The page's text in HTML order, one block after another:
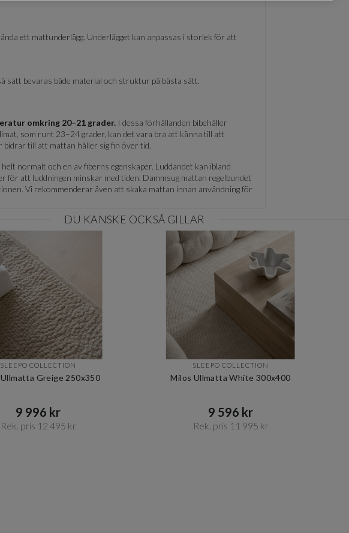
ett mattunderlägg. Underlägget kan anpassas i storlek för att
sätt bevaras både material och struktur på bästa sätt.
omkring 20–21 grader. I dessa förhållanden bibehåller
som runt 23–24 grader, kan det vara bra att känna till att
till att mattan håller sig fin över tid.
normalt och en av fiberns egenskaper. Luddandet kan ibland
att luddningen minskar med tiden. Dammsug mattan regelbundet
Vi rekommenderar även att skaka mattan innan användning för
DU KANSKE OCKSÅ GILLAR
SLEEPO COLLECTION
Ullmatta Greige 250x350
9 996 kr​​
Rek. pris 12 495 kr​​
SLEEPO COLLECTION
Milos Ullmatta White 300x400
9 596 kr​​
Rek. pris 11 995 kr​​